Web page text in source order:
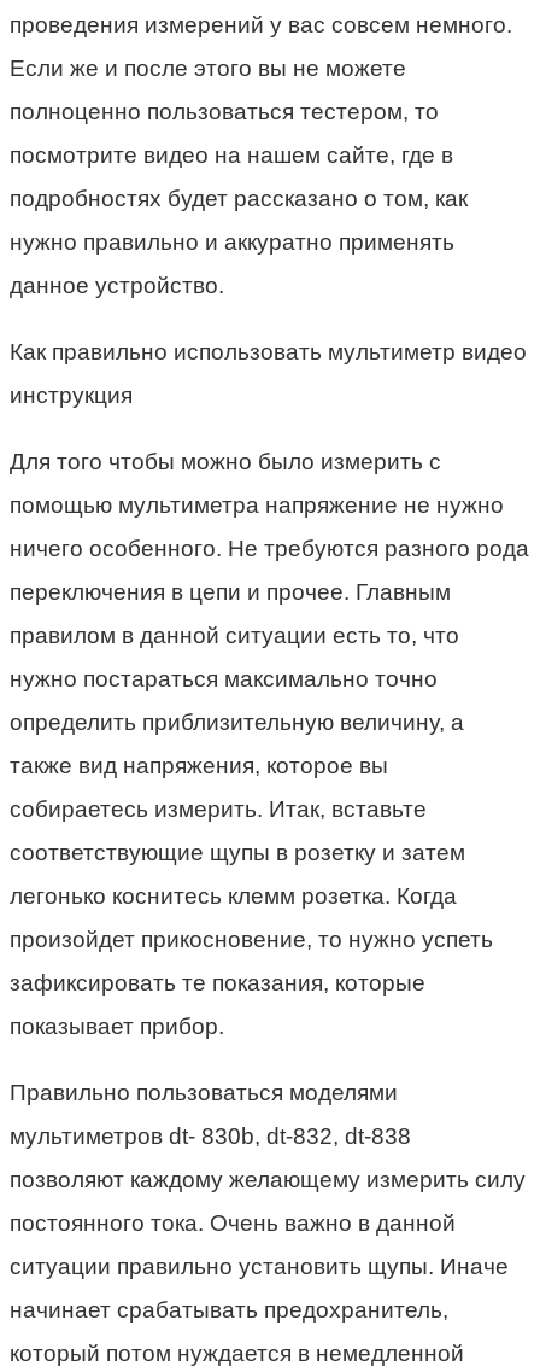
проведения измерений у вас совсем немного.
Если же и после этого вы не можете
полноценно пользоваться тестером, то
посмотрите видео на нашем сайте, где в
подробностях будет рассказано о том, как
нужно правильно и аккуратно применять
данное устройство.
Как правильно использовать мультиметр видео
инструкция
Для того чтобы можно было измерить с
помощью мультиметра напряжение не нужно
ничего особенного. Не требуются разного рода
переключения в цепи и прочее. Главным
правилом в данной ситуации есть то, что
нужно постараться максимально точно
определить приблизительную величину, а
также вид напряжения, которое вы
собираетесь измерить. Итак, вставьте
соответствующие щупы в розетку и затем
легонько коснитесь клемм розетка. Когда
произойдет прикосновение, то нужно успеть
зафиксировать те показания, которые
показывает прибор.
Правильно пользоваться моделями
мультиметров dt- 830b, dt-832, dt-838
позволяют каждому желающему измерить силу
постоянного тока. Очень важно в данной
ситуации правильно установить щупы. Иначе
начинает срабатывать предохранитель,
который потом нуждается в немедленной